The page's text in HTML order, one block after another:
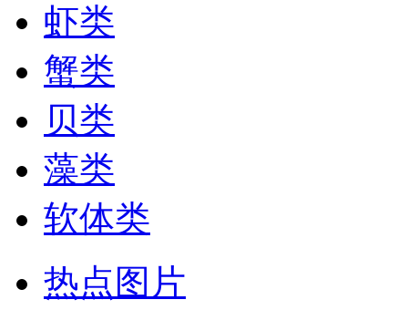
虾类
蟹类
贝类
藻类
软体类
热点图片